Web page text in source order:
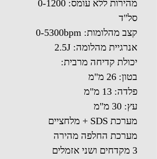
מהירות ללא עומס: 0-1200
סל"ד
קצב מהלומות: 0-5300bpm
אנרגיית מהלומה: 2.5J
יכולת קדיחה מרבית:
בטון: 26 מ"מ
פלדה: 13 מ"מ
עץ: 30 מ"מ
מערכת SDS + מלחציים
מערכת החלפה מהירה
3 מקדחים ושני אזמלים